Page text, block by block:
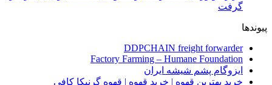
گرفت
پیوندها
DDPCHAIN freight forwarder
Factory Farming – Humane Foundation
ایزوگام پشم شیشه ایران
خرید بهترین قهوه | خرید قهوه | قهوه گرنیکا کافی